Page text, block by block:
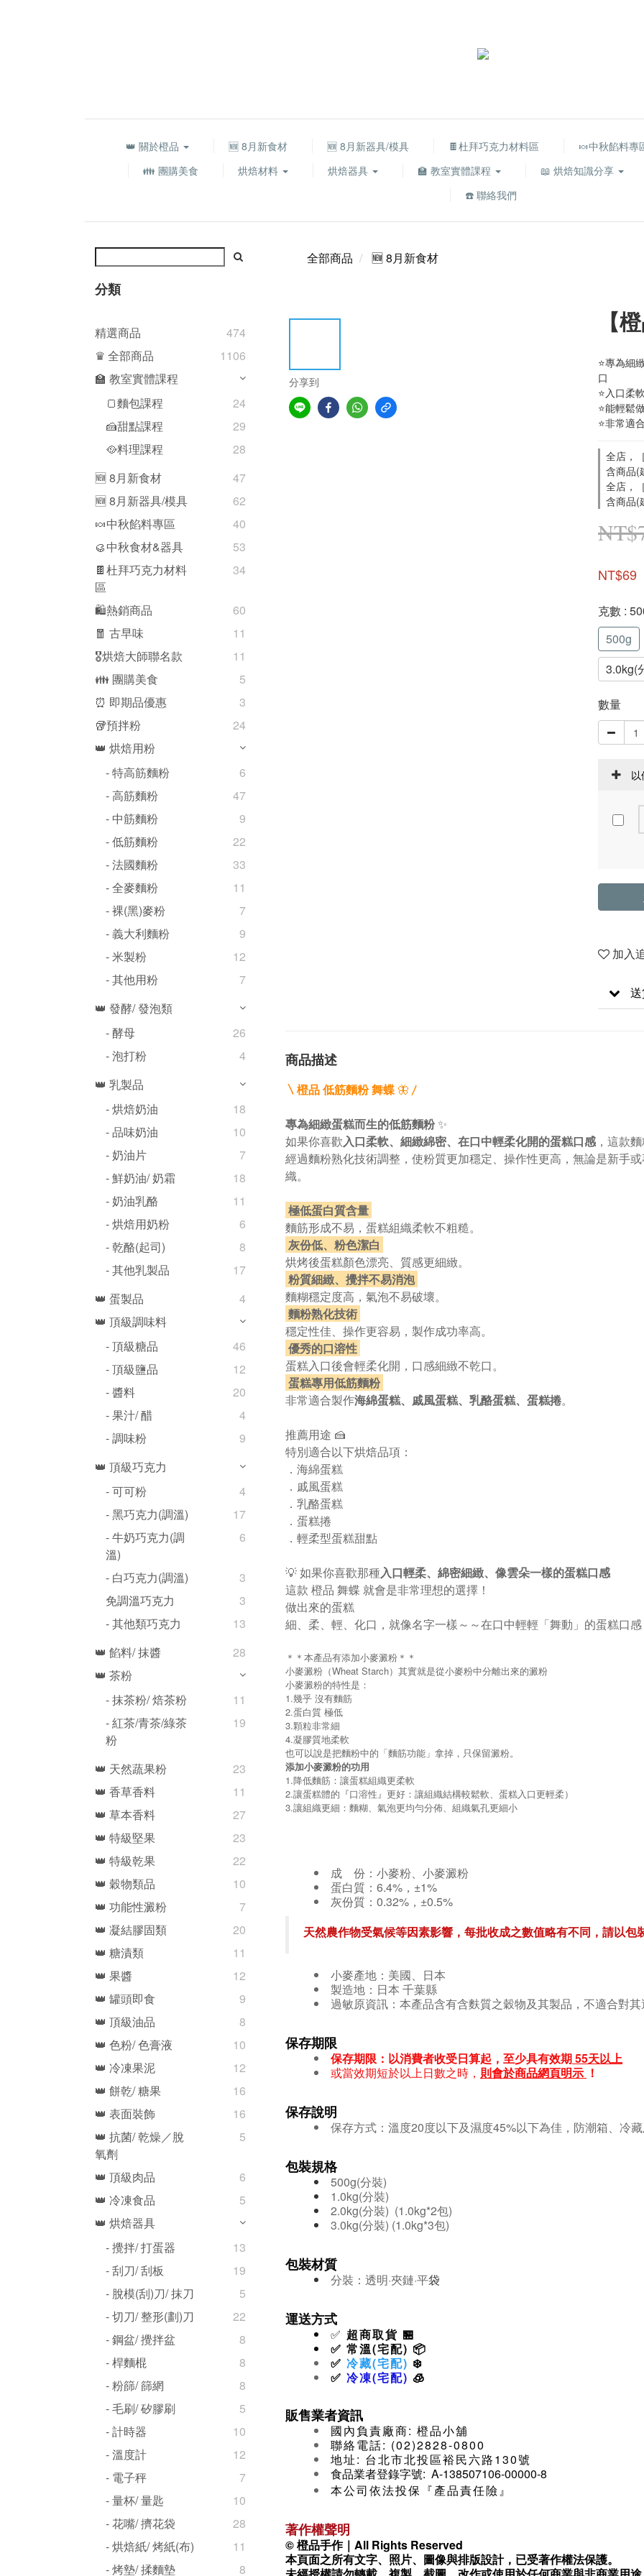
👑 關於橙品 🆕 8月新食材 🆕 8月新器具/模具 🍫杜拜巧克力材料區 🍬中秋餡料專
👪 團購美食
烘焙材料 烘焙器具 🏫 教室實體課程 📖 烘焙知識分享
☎️ 聯絡我們
分類
精選商品
474
♛ 全部商品
1106
🏫 教室實體課程
🍞麵包課程
24
🍰甜點課程
29
🥘料理課程
28
🆕 8月新食材
47
🆕 8月新器具/模具
62
🍬中秋餡料專區
40
🥮中秋食材&器具
53
🍫杜拜巧克力材料
區
34
🛍熱銷商品
60
🧧 古早味
11
🎖️烘焙大師聯名款
11
👪 團購美食
5
⏰ 即期品優惠
3
🥡預拌粉
24
👑 烘焙用粉
- 特高筋麵粉
6
- 高筋麵粉
47
- 中筋麵粉
9
- 低筋麵粉
22
- 法國麵粉
33
- 全麥麵粉
11
- 裸(黑)麥粉
7
- 義大利麵粉
9
- 米製粉
12
- 其他用粉
7
👑 發酵/ 發泡類
- 酵母
26
- 泡打粉
4
👑 乳製品
- 烘焙奶油
18
- 品味奶油
10
- 奶油片
7
- 鮮奶油/ 奶霜
18
- 奶油乳酪
11
- 烘焙用奶粉
6
- 乾酪(起司)
8
- 其他乳製品
17
👑 蛋製品
4
👑 頂級調味料
- 頂級糖品
46
- 頂級鹽品
12
- 醬料
20
- 果汁/ 醋
4
- 調味粉
9
👑 頂級巧克力
- 可可粉
4
- 黑巧克力(調溫)
17
- 牛奶巧克力(調
溫)
6
- 白巧克力(調溫)
3
免調溫巧克力
3
- 其他類巧克力
13
👑 餡料/ 抹醬
28
👑 茶粉
- 抹茶粉/ 焙茶粉
11
- 紅茶/青茶/綠茶
粉
19
👑 天然蔬果粉
23
👑 香草香料
11
👑 草本香料
27
👑 特級堅果
23
👑 特級乾果
22
👑 穀物類品
10
👑 功能性澱粉
7
👑 凝結膠固類
20
👑 糖漬類
11
👑 果醬
12
👑 罐頭即食
9
👑 頂級油品
8
👑 色粉/ 色膏液
10
👑 冷凍果泥
12
👑 餅乾/ 糖果
16
👑 表面裝飾
16
👑 抗菌/ 乾燥／脫
氧劑
5
👑 頂級肉品
6
👑 冷凍食品
5
👑 烘焙器具
- 攪拌/ 打蛋器
13
- 刮刀/ 刮板
19
- 脫模(刮)刀/ 抹刀
5
- 切刀/ 整形(劃)刀
22
- 鋼盆/ 攪拌盆
8
- 桿麵棍
8
- 粉篩/ 篩網
8
- 毛刷/ 矽膠刷
5
- 計時器
10
- 溫度計
12
- 電子秤
7
- 量杯/ 量匙
10
- 花嘴/ 擠花袋
28
- 烘焙紙/ 烤紙(布)
11
- 烤墊/ 揉麵墊
8
全部商品 🆕 8月新食材
分享到
【
⭐專為細
口
⭐入口柔
⭐能輕鬆
⭐非常適
全店，
含商品(
全店，
含商品(
NT$69
克數 :
500g
3.0kg(
數量
加入
商品描述
〵橙品 低筋麵粉 舞蝶 🦋 〳
專為細緻蛋糕而生的低筋麵粉✨
如果你喜歡入口柔軟、細緻綿密、在口中輕柔化開的蛋糕口感 ，這款
經過麵粉熟化技術調整，使粉質更加穩定、操作性更高，無論是新手
織。
極低蛋白質含量
麵筋形成不易，蛋糕組織柔軟不粗糙。
灰份低、粉色潔白
烘烤後蛋糕顏色漂亮、質感更細緻。
粉質細緻、攪拌不易消泡
麵糊穩定度高，氣泡不易破壞。
麵粉熟化技術
穩定性佳、操作更容易，製作成功率高。
優秀的口溶性
蛋糕入口後會輕柔化開，口感細緻不乾口。
蛋糕專用低筋麵粉
非常適合製作海綿蛋糕、戚風蛋糕、乳酪蛋糕、蛋糕捲。
推薦用途 🍰
特別適合以下烘焙品項：
．海綿蛋糕
．戚風蛋糕
．乳酪蛋糕
．蛋糕捲
．輕柔型蛋糕甜點
💡 如果你喜歡那種入口輕柔、綿密細緻、像雲朵一樣的蛋糕口感
這款 橙品 舞蝶 就會是非常理想的選擇！
做出來的蛋糕
細、柔、輕、化口，就像名字一樣～～在口中輕輕「舞動」的蛋糕口感
＊＊本產品有添加小麥澱粉＊＊
小麥澱粉（Wheat Starch）其實就是從小麥粉中分離出來的澱粉
小麥澱粉的特性是：
1.幾乎 沒有麵筋
2.蛋白質 極低
3.顆粒非常細
4.凝膠質地柔軟
也可以說是把麵粉中的「麵筋功能」拿掉，只保留澱粉。
添加小麥澱粉的功用
1.降低麵筋：讓蛋糕組織更柔軟
2.讓蛋糕體的『口溶性』更好：讓組織結構較鬆軟、蛋糕入口更輕柔）
3.讓組織更細：麵糊、氣泡更均勻分佈、組織氣孔更細小
成 份：小麥粉、小麥澱粉
蛋白質：6.4%，±1%
灰份質：0.32%，±0.5%
天然農作物受氣候等因素影響，每批收成之數值略有不同，請以包
小麥產地：美國、日本
製造地：日本 千葉縣
過敏原資訊：本產品含有含麩質之穀物及其製品，不適合對
保存期限
保存期限：以消費者收受日算起，至少具有效期55天以上
或當效期短於以上日數之時， 則會於商品網頁明示 ！
保存說明
保存方式： 溫度20度以下及濕度45%以下為佳，防潮箱、冷藏
包裝規格
500g(分裝)
1.0kg(分裝)
2.0kg(分裝) (1.0kg*2包)
3.0kg(分裝) (1.0kg*3包)
包裝材質
分裝：透明·夾鏈·平袋
運送方式
✅ 超商取貨 🏪
✅ 常溫(宅配) 📦
✅ 冷藏(宅配) ❄️
✅ 冷凍(宅配) 🧊
販售業者資訊
國內負責廠商: 橙品小舖
聯絡電話: (02)2828-0800
地址: 台北市北投區裕民六路130號
食品業者登錄字號: A-138507106-00000-8
本公司依法投保『產品責任險』
著作權聲明
© 橙品手作｜All Rights Reserved
本頁面之所有文字、照片、圖像與排版設計，已受著作權法保護。